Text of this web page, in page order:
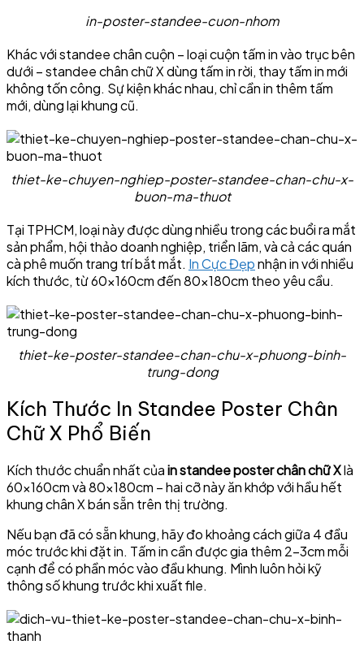
in-poster-standee-cuon-nhom
Khác với standee chân cuộn – loại cuộn tấm in vào trục bên
dưới – standee chân chữ X dùng tấm in rời, thay tấm in mới
không tốn công. Sự kiện khác nhau, chỉ cần in thêm tấm
mới, dùng lại khung cũ.
thiet-ke-chuyen-nghiep-poster-standee-chan-chu-x-
buon-ma-thuot
Tại TPHCM, loại này được dùng nhiều trong các buổi ra mắt
sản phẩm, hội thảo doanh nghiệp, triển lãm, và cả các quán
cà phê muốn trang trí bắt mắt. In Cực Đẹpnhận in với nhiều
kích thước, từ 60×160cm đến 80×180cm theo yêu cầu.
thiet-ke-poster-standee-chan-chu-x-phuong-binh-
trung-dong
Kích Thước In Standee Poster Chân
Chữ X Phổ Biến
Kích thước chuẩn nhất củain standee poster chân chữ Xlà
60×160cm và 80×180cm – hai cỡ này ăn khớp với hầu hết
khung chân X bán sẵn trên thị trường.
Nếu bạn đã có sẵn khung, hãy đo khoảng cách giữa 4 đầu
móc trước khi đặt in. Tấm in cần được gia thêm 2–3cm mỗi
cạnh để có phần móc vào đầu khung. Mình luôn hỏi kỹ
thông số khung trước khi xuất file.